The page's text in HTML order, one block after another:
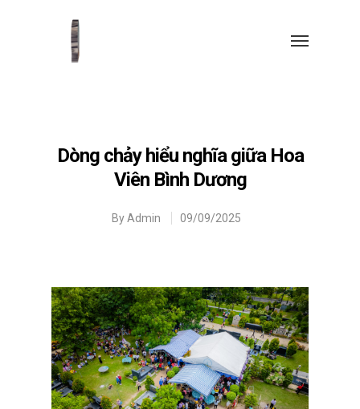
Dòng chảy hiểu nghĩa giữa Hoa
Viên Bình Dương
ByAdmin 09/09/2025